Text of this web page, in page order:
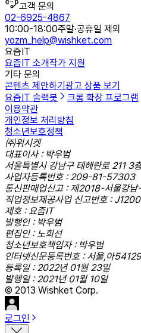
고객 문의
02-6925-4867
10:00-18:00주말·공휴일 제외
yozm_help@wishket.com
요즘IT
요즘IT 소개작가 지원
기타 문의
콘텐츠 제안하기 광고 상품 보기
요즘IT 슬랙봇
크롬 확장 프로그램
이용약관
개인정보 처리방침
청소년보호정책
㈜위시켓
대표이사 : 박우범
서울특별시 강남구 테헤란로 211 3
사업자등록번호 : 209-81-57303
통신판매업신고 : 제2018-서울강
직업정보제공사업 신고번호 :
제호 : 요즘IT
발행인 : 박우범
편집인 : 노희선
청소년보호책임자 : 박우범
인터넷신문등록번호 : 서울,아54129
등록일 : 2022년 01월 23일
발행일 : 2021년 01월 10일
© 2013 Wishket Corp.
로그인